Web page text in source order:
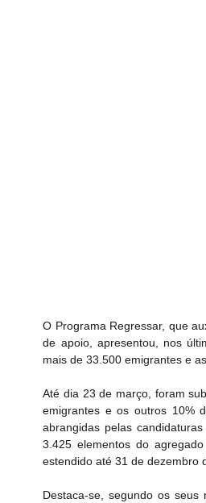
O Programa Regressar, que
de apoio, apresentou, nos
mais de 33.500 emigrantes e
Até dia 23 de março, foram
emigrantes e os outros 10%
abrangidas pelas
3.425 elementos do
estendido até 31 de dezembro
Destaca-se, segundo os seus